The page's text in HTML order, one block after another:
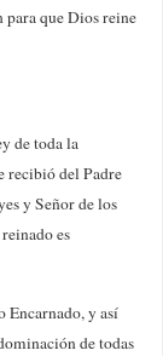
para que Dios reine
de toda la
recibió del Padre
y Señor de los
es
Encarnado, y así
de todas